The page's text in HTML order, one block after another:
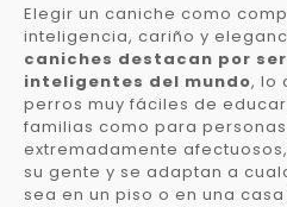
Elegir un caniche como
inteligencia, cariño y
caniches destacan por
inteligentes del mundo, lo
perros muy fáciles de
familias como para personas
extremadamente
su gente y se adaptan a
sea en un piso o en una